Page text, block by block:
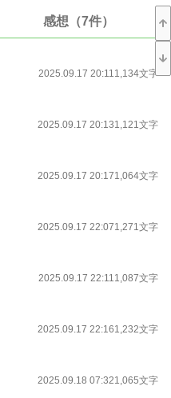
感想（7件）
2025.09.17 20:111,134文字
2025.09.17 20:131,121文字
2025.09.17 20:171,064文字
2025.09.17 22:071,271文字
2025.09.17 22:111,087文字
2025.09.17 22:161,232文字
2025.09.18 07:321,065文字